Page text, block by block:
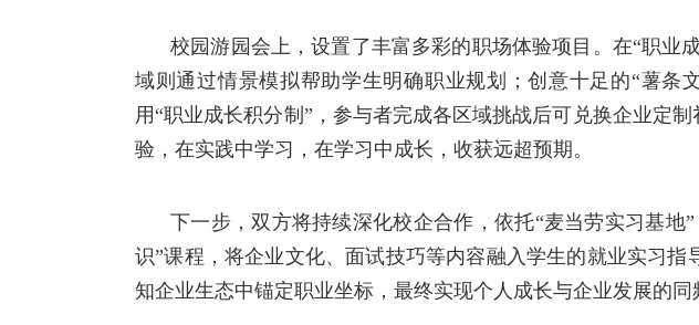
校园游园会上，设置了丰富多彩的职场体验项目。在“职业
域则通过情景模拟帮助学生明确职业规划；创意十足的“薯条
用 “职业成长积分制 ” ，参与者完成各区域挑战后可兑换企业定制
验， 在实践中学习，在学习中成长，收获远超预期。
下一步，双方将持续深化校企合作，依托“麦当劳实习基地
识”课程，将企业文化、面试技巧等内容融入学生的就业实习
知企业生态中锚定职业坐标，最终实现个人成长与企业发展的同